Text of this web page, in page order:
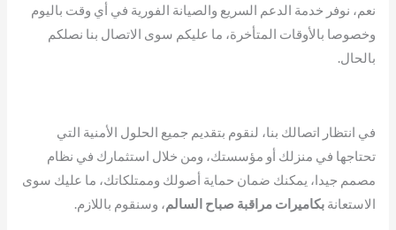
نعم، نوفر خدمة الدعم السريع والصيانة الفورية في أي وقت باليوم
وخصوصا بالأوقات المتأخرة، ما عليكم سوى الاتصال بنا نصلكم
بالحال.
في انتظار اتصالك بنا، لنقوم بتقديم جميع الحلول الأمنية التي
تحتاجها في منزلك أو مؤسستك، ومن خلال استثمارك في نظام
مصمم جيدا، يمكنك ضمان حماية أصولك وممتلكاتك، ما عليك سوى
الاستعانة بكاميرات مراقبة صباح السالم، وسنقوم باللازم.